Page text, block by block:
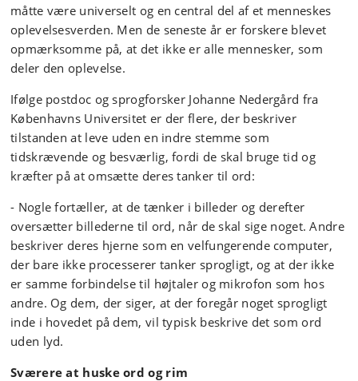
måtte være universelt og en central del af et menneskes
oplevelsesverden. Men de seneste år er forskere blevet
opmærksomme på, at det ikke er alle mennesker, som
deler den oplevelse.
Ifølge postdoc og sprogforsker Johanne Nedergård fra
Københavns Universitet er der flere, der beskriver
tilstanden at leve uden en indre stemme som
tidskrævende og besværlig, fordi de skal bruge tid og
kræfter på at omsætte deres tanker til ord:
- Nogle fortæller, at de tænker i billeder og derefter
oversætter billederne til ord, når de skal sige noget. Andre
beskriver deres hjerne som en velfungerende computer,
der bare ikke processerer tanker sprogligt, og at der ikke
er samme forbindelse til højtaler og mikrofon som hos
andre. Og dem, der siger, at der foregår noget sprogligt
inde i hovedet på dem, vil typisk beskrive det som ord
uden lyd.
Sværere at huske ord og rim